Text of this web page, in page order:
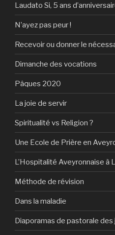
Laudato Si, 5 ans
N’ayez pas peur !
Recevoir ou donner le
Dimanche des vocations
Pâques 2020
La joie de servir
Spiritualité vs Religion ?
Une Ecole de Prière en
L’Hospitalité Aveyronnaise à
Méthode de révision
Dans la maladie
Diaporamas de pastorale des